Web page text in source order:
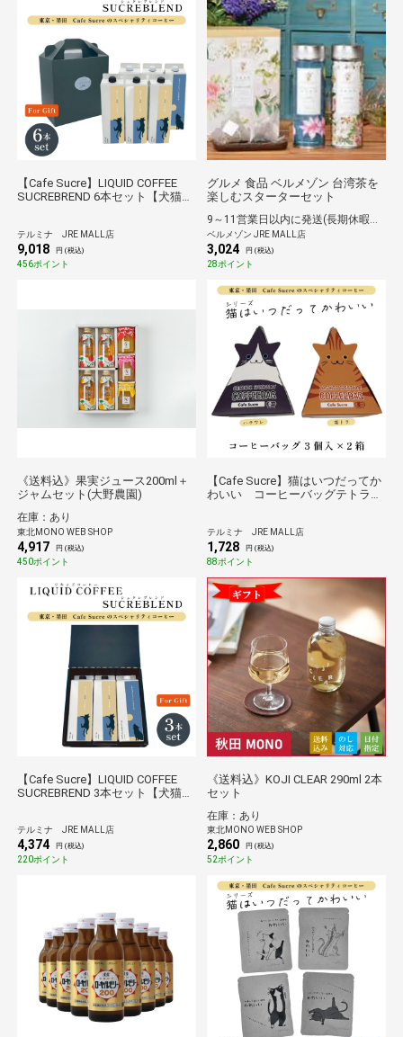
【Cafe Sucre】LIQUID COFFEE
SUCREBREND 6本セット【犬猫パ
テルミナ JRE MALL店
9,018 円 (税込)
456ポイント
グルメ 食品 ベルメゾン 台湾茶を
楽しむスターターセット
9～11営業日以内に発送(長期休暇除く)
ベルメゾン JRE MALL店
3,024 円 (税込)
28ポイント
《送料込》果実ジュース200ml＋
ジャムセット(大野農園)
在庫：あり
東北MONO WEB SHOP
4,917 円 (税込)
450ポイント
【Cafe Sucre】猫はいつだってか
わいい コーヒーバッグテトラ
テルミナ JRE MALL店
1,728 円 (税込)
88ポイント
【Cafe Sucre】LIQUID COFFEE
SUCREBREND 3本セット【犬猫パ
テルミナ JRE MALL店
4,374 円 (税込)
220ポイント
《送料込》KOJI CLEAR 290ml 2本
セット
在庫：あり
東北MONO WEB SHOP
2,860 円 (税込)
52ポイント